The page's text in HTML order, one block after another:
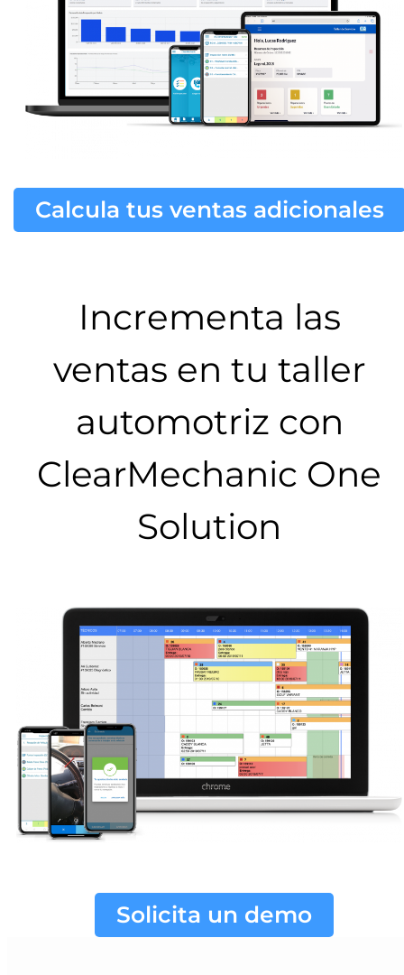
Calcula tus ventas adicionales
Incrementa las
ventas en tu taller
automotriz con
ClearMechanic One
Solution
Solicita un demo